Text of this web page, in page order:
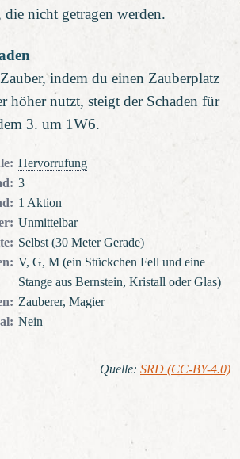
nicht getragen werden.
indem du einen Zauberplatz
höher nutzt, steigt der Schaden für
3. um 1W6.
: Hervorrufung
: 3
: 1 Aktion
: Unmittelbar
: Selbst (30 Meter Gerade)
: V, G, M (ein Stückchen Fell und eine
Stange aus Bernstein, Kristall oder Glas)
: Zauberer, Magier
: Nein
Quelle: SRD (CC-BY-4.0)